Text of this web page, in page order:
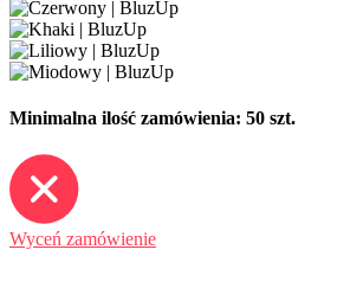
Minimalna ilość zamówienia: 50 szt.
Wyceń zamówienie